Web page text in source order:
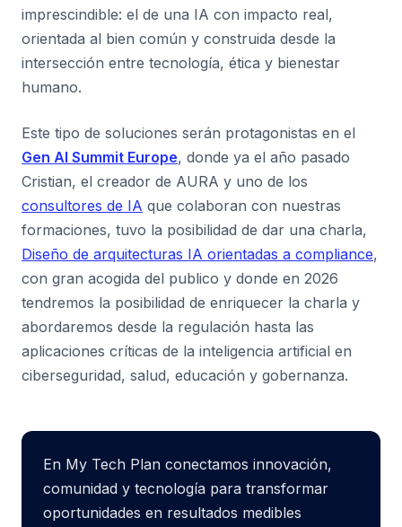
imprescindible: el de una IA con impacto real,
orientada al bien común y construida desde la
intersección entre tecnología, ética y bienestar
humano.
Este tipo de soluciones serán protagonistas en el
Gen AI Summit Europe, donde ya el año pasado
Cristian, el creador de AURA y uno de los
consultores de IA que colaboran con nuestras
formaciones, tuvo la posibilidad de dar una charla,
Diseño de arquitecturas IA orientadas a compliance,
con gran acogida del publico y donde en 2026
tendremos la posibilidad de enriquecer la charla y
abordaremos desde la regulación hasta las
aplicaciones críticas de la inteligencia artificial en
ciberseguridad, salud, educación y gobernanza.
En My Tech Plan conectamos innovación,
comunidad y tecnología para transformar
oportunidades en resultados medibles